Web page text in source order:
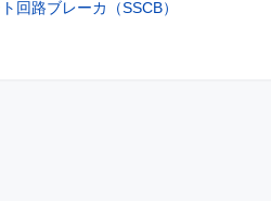
回路ブレーカ（SSCB）